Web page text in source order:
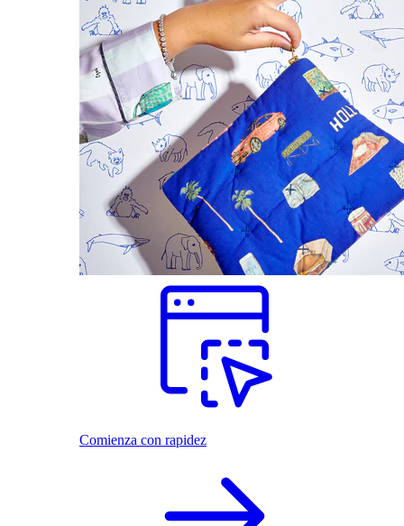
Comienza con rapidez